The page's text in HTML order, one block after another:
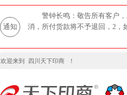
通知
警钟长鸣：敬告所有客户
消，所付货款将不予退回，2，
欢迎来到 四川天下印商 ！